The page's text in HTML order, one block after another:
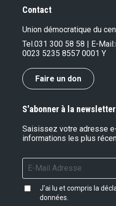
Contact
Union démocratique du
Tel.031 300 58 58 | E-Mail:
0023 5235 8557 0001 Y
Faire un don
S'abonner à la newsletter
Saisissez votre adresse
informations les plus
J'ai lu et compris la
données